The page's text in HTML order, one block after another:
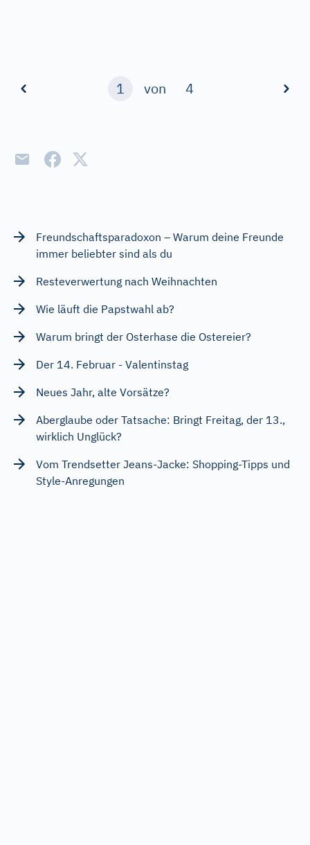
1 von 4
Freundschaftsparadoxon – Warum deine Freunde
immer beliebter sind als du
Resteverwertung nach Weihnachten
Wie läuft die Papstwahl ab?
Warum bringt der Osterhase die Ostereier?
Der 14. Februar - Valentinstag
Neues Jahr, alte Vorsätze?
Aberglaube oder Tatsache: Bringt Freitag, der 13.,
wirklich Unglück?
Vom Trendsetter Jeans-Jacke: Shopping-Tipps und
Style-Anregungen